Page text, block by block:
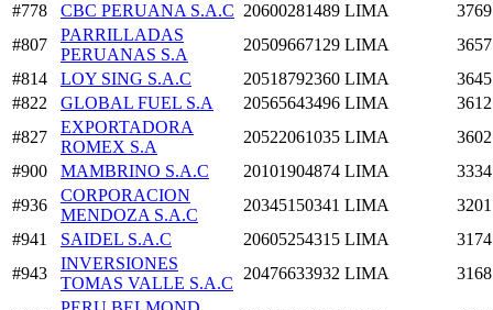
#778
CBC PERUANA S.A.C 20600281489 LIMA
#807
PARRILLADAS
PERUANAS S.A
20509667129 LIMA
#814
LOY SING S.A.C 20518792360 LIMA
#822
GLOBAL FUEL S.A 20565643496 LIMA
#827
EXPORTADORA
ROMEX S.A
20522061035 LIMA
#900
MAMBRINO S.A.C 20101904874 LIMA
#936
CORPORACION
MENDOZA S.A.C
20345150341 LIMA
#941
SAIDEL S.A.C 20605254315 LIMA
#943
INVERSIONES
TOMAS VALLE S.A.C
20476633932 LIMA